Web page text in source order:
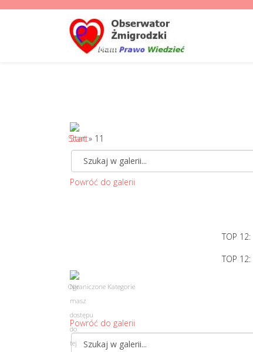
Start» 11
Powróć do galerii
TOP 12:
TOP 12:
Ograniczone Kategorie
Powróć do galerii